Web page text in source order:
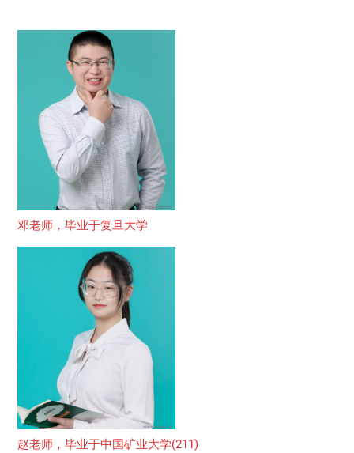
邓老师，毕业于复旦大学
赵老师，毕业于中国矿业大学(211)